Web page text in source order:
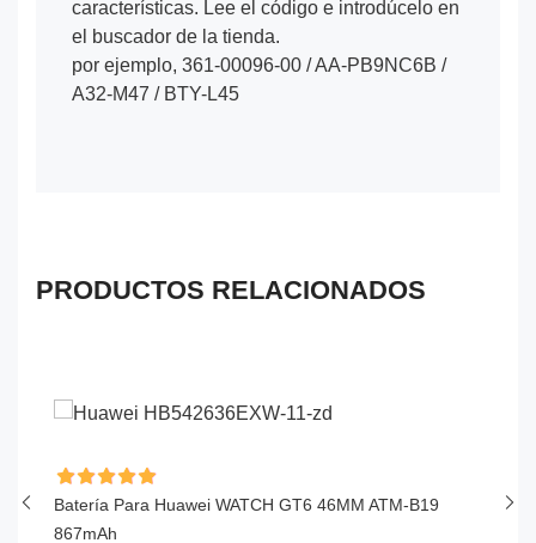
características. Lee el código e introdúcelo en
el buscador de la tienda.
por ejemplo, 361-00096-00 / AA-PB9NC6B /
A32-M47 / BTY-L45
PRODUCTOS RELACIONADOS
Batería Para Huawei WATCH GT6 46MM ATM-B19
867mAh